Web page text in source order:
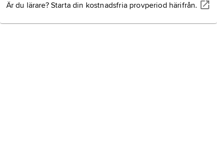
Är du lärare? Starta din kostnadsfria provperiod härifrån.